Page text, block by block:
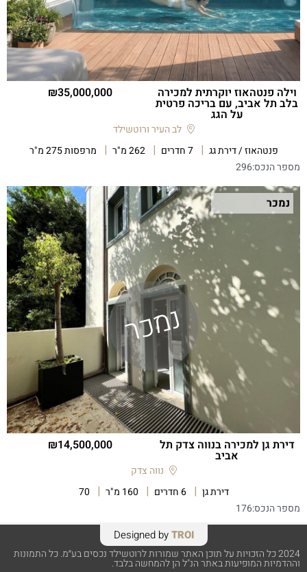
וילה פנטהאוז יוקרתית למכירה
בלב תל אביב, עם בריכה פרטית
על הגג
35,000,000
לב העיר ורוטשילד
פנטהאוז / דירת גג
7 חדרים 262 מ"ר
מרפסות 275 מ"ר
מספר הנכס:296
נמכר
דירת גן למכירה בנווה צדק תל
אביב
14,500,000
נווה צדק
דירת גן
6 חדרים 160 מ"ר
70
מספר הנכס:176
2024 כל הזכויות על תוכן האתר שמורות לרוטשילד נכסים בע״מ. כל התמונות
וההדמיות המופיעות באתר הנ"ל הן להמחשה בלבד.
Designed byTROI